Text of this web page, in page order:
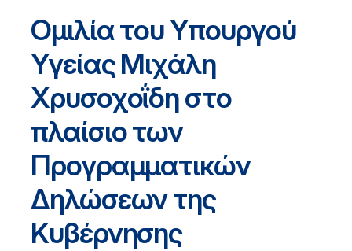
Ομιλία του Υπουργού
Υγείας Μιχάλη
Χρυσοχοΐδη στο
πλαίσιο των
Προγραμματικών
Δηλώσεων της
Κυβέρνησης